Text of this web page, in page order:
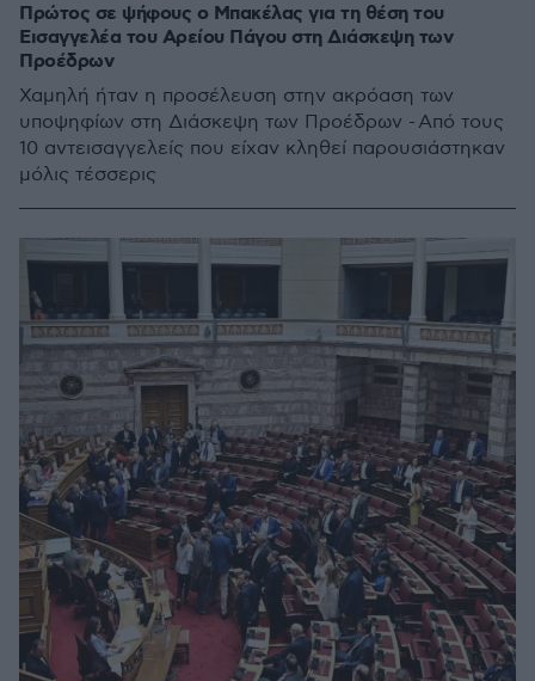
Πρώτος σε ψήφους ο Μπακέλας για τη θέση του
Εισαγγελέα του Αρείου Πάγου στη Διάσκεψη των
Προέδρων
Χαμηλή ήταν η προσέλευση στην ακρόαση των
υποψηφίων στη Διάσκεψη των Προέδρων - Από τους
10 αντεισαγγελείς που είχαν κληθεί παρουσιάστηκαν
μόλις τέσσερις